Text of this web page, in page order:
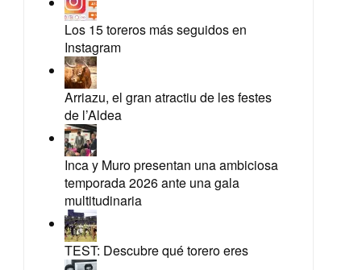
Los 15 toreros más seguidos en
Instagram
Arriazu, el gran atractiu de les festes
de l’Aldea
Inca y Muro presentan una ambiciosa
temporada 2026 ante una gala
multitudinaria
TEST: Descubre qué torero eres